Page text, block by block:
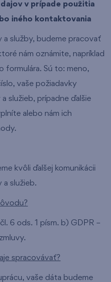
v prípade použitia
iného kontaktovania
služby, budeme pracovať
nám oznámite, napríklad
Sú to: meno,
vaše požiadavky
služieb, prípadne ďalšie
alebo nám ich
kvôli ďalšej komunikácii
a služieb.
6 ods. 1 písm. b) GDPR –
spracovávať?
vaše dáta budeme